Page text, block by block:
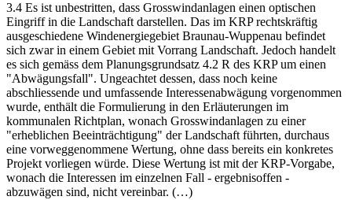
3.4 Es ist unbestritten, dass Grosswindanlagen einen optischen
Eingriff in die Landschaft darstellen. Das im KRP rechtskräftig
ausgeschiedene Windenergiegebiet Braunau-Wuppenau befindet
sich zwar in einem Gebiet mit Vorrang Landschaft. Jedoch handelt
es sich gemäss dem Planungsgrundsatz 4.2 R des KRP um einen
"Abwägungsfall". Ungeachtet dessen, dass noch keine
abschliessende und umfassende Interessenabwägung vorgenommen
wurde, enthält die Formulierung in den Erläuterungen im
kommunalen Richtplan, wonach Grosswindanlagen zu einer
"erheblichen Beeinträchtigung" der Landschaft führten, durchaus
eine vorweggenommene Wertung, ohne dass bereits ein konkretes
Projekt vorliegen würde. Diese Wertung ist mit der KRP-Vorgabe,
wonach die Interessen im einzelnen Fall - ergebnisoffen -
abzuwägen sind, nicht vereinbar. (…)